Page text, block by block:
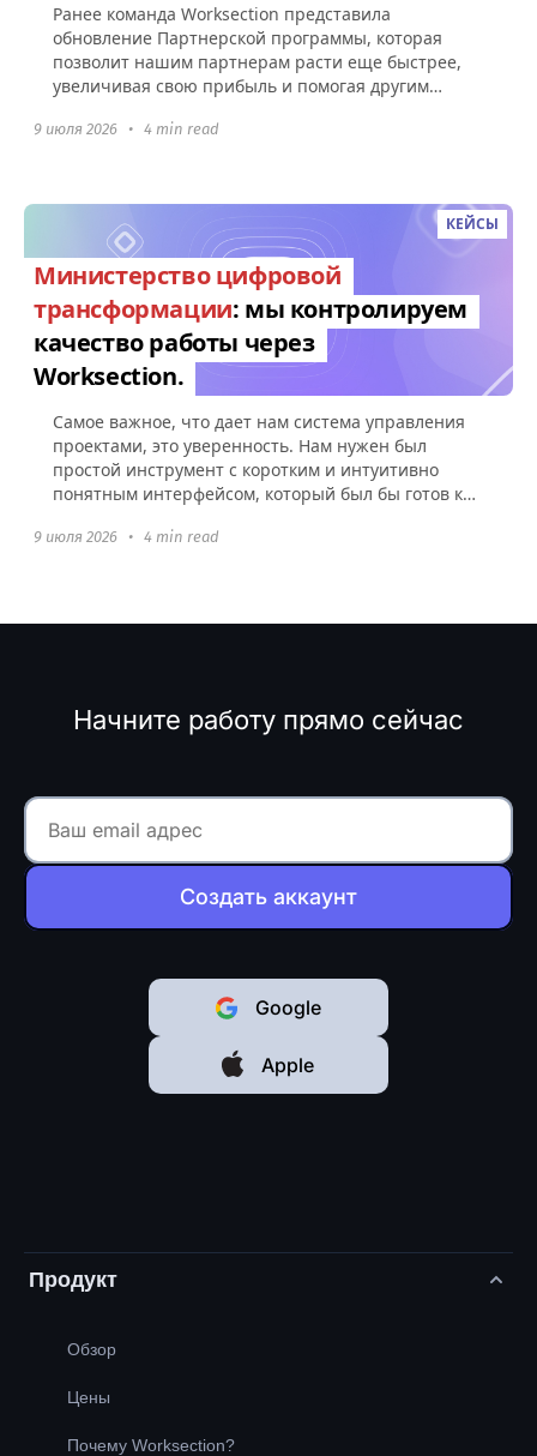
Ранее команда Worksection представила
обновление Партнерской программы, которая
позволит нашим партнерам расти еще быстрее,
увеличивая свою прибыль и помогая другим
9 июля 2026 • 4 min read
КЕЙСЫ
Министерство цифровой
трансформации: мы контролируем
качество работы через
Worksection.
Самое важное, что дает нам система управления
проектами, это уверенность. Нам нужен был
простой инструмент с коротким и интуитивно
понятным интерфейсом, который был бы готов к
9 июля 2026 • 4 min read
Начните работу прямо сейчас
Создать аккаунт
Google
Apple
Продукт
Обзор
Цены
Почему Worksection?